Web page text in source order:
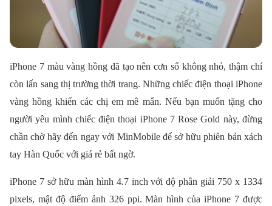
iPhone 7 màu vàng hồng đã tạo nên cơn số không nhỏ, thậm chí
còn lấn sang thị trường thời trang. Những chiếc điện thoại iPhone
vàng hồng khiến các chị em mê mẩn. Nếu bạn muốn tặng cho
người yêu mình chiếc điện thoại iPhone 7 Rose Gold này, đừng
chần chờ hãy đến ngay với MinMobile để sở hữu phiên bản xách
tay Hàn Quốc với giá rẻ bất ngờ.
iPhone 7 sở hữu màn hình 4.7 inch với độ phân giải 750 x 1334
pixels, mật độ điểm ảnh 326 ppi. Màn hình của iPhone 7 được